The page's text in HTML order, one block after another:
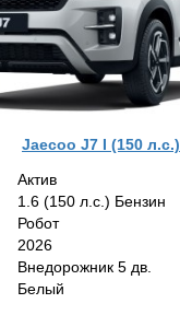
Jaecoo J7 I (150 л.с.)
Актив
1.6 (150 л.с.) Бензин
Робот
2026
Внедорожник 5 дв.
Белый